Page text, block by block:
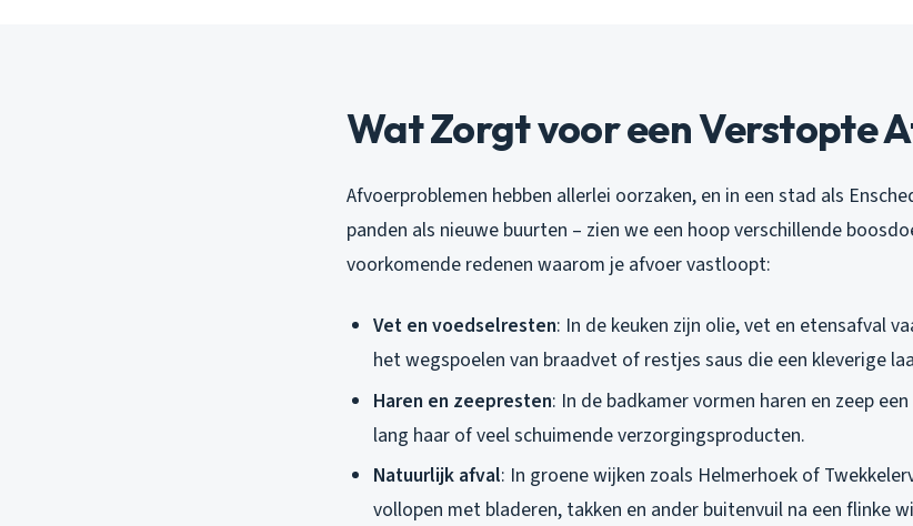
Wat Zorgt voor een Verstopte
Afvoerproblemen hebben allerlei oorzaken, en in een stad als
panden als nieuwe buurten – zien we een hoop verschillende
voorkomende redenen waarom je afvoer vastloopt:
Vet en voedselresten: In de keuken zijn olie, vet en etensafval
het wegspoelen van braadvet of restjes saus die een kleverige
Haren en zeepresten: In de badkamer vormen haren en zeep
lang haar of veel schuimende verzorgingsproducten.
Natuurlijk afval: In groene wijken zoals Helmerhoek of
vollopen met bladeren, takken en ander buitenvuil na een flinke